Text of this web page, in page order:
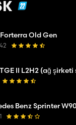
Old Gen